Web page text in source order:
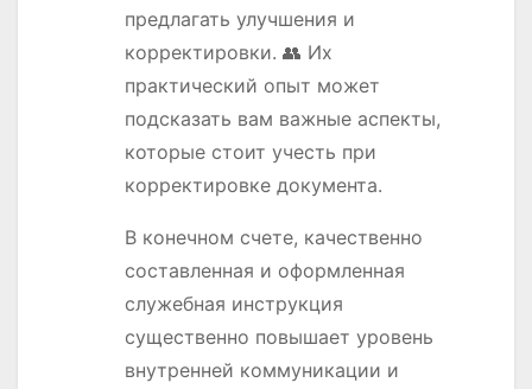
предлагать улучшения и
корректировки. 👥 Их
практический опыт может
подсказать вам важные аспекты,
которые стоит учесть при
корректировке документа.
В конечном счете, качественно
составленная и оформленная
служебная инструкция
существенно повышает уровень
внутренней коммуникации и